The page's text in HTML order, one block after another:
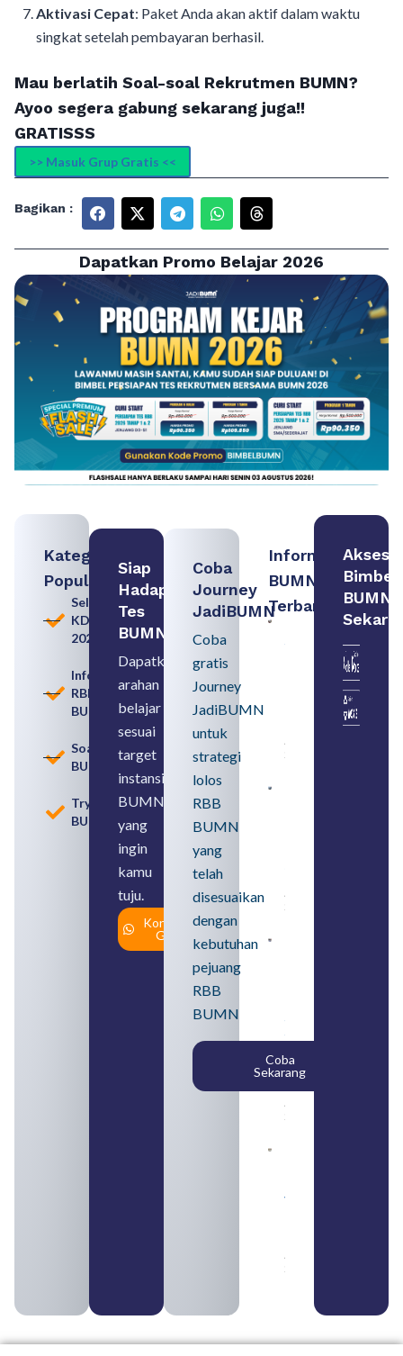
Aktivasi Cepat: Paket Anda akan aktif dalam waktu
singkat setelah pembayaran berhasil.
Mau berlatih Soal-soal Rekrutmen BUMN?
Ayoo segera gabung sekarang juga!!
GRATISSS
>> Masuk Grup Gratis <<
Bagikan :
Dapatkan Promo Belajar 2026
Kategori
Populer
Seleksi
KDKMP
2026
Informasi
RBB
BUMN
Soal
BUMN
Tryout
BUMN
Siap
Hadapi
Tes
BUMN
Dapatkan
arahan
belajar
sesuai
target
instansi
BUMN
yang
ingin
kamu
tuju.
Konsultasi
Gratis
Coba
Journey
JadiBUMN
Coba
gratis
Journey
JadiBUMN
untuk
strategi
lolos
RBB
BUMN
yang
telah
disesuaikan
dengan
kebutuhan
pejuang
RBB
BUMN
Coba
Sekarang
Informasi
BUMN
Terbaru:
Persiapan
Seleksi
Rekrutmen
Memahami
August 8,
2026
August 6,
2026
SMA
Syarat,
Posisi,
dan
Cara
Daftar
August 5,
2026
yang
August 4,
2026
Akses
Bimbel
BUMN